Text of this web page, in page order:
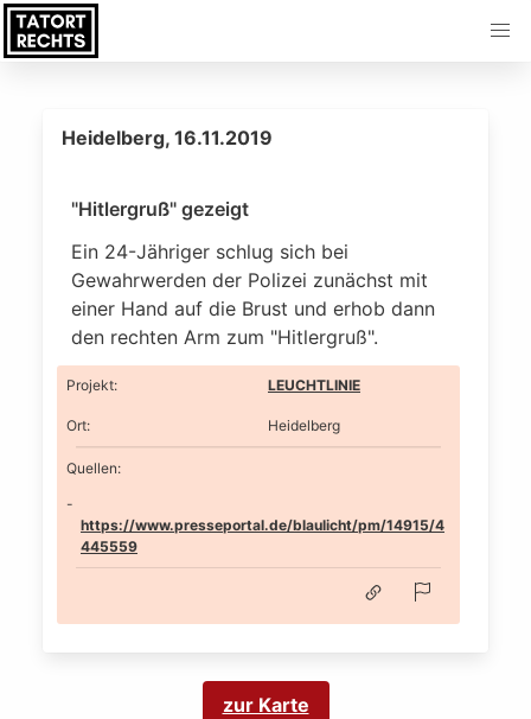
Heidelberg, 16.11.2019
"Hitlergruß" gezeigt
Ein 24-Jähriger schlug sich bei
Gewahrwerden der Polizei zunächst mit
einer Hand auf die Brust und erhob dann
den rechten Arm zum "Hitlergruß".
Projekt: LEUCHTLINIE
Ort: Heidelberg
Quellen:
https://www.presseportal.de/blaulicht/pm/14915/4
445559
zur Karte